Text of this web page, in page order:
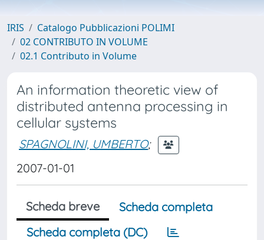
IRIS
Catalogo Pubblicazioni POLIMI
02 CONTRIBUTO IN VOLUME
02.1 Contributo in Volume
An information theoretic view of
distributed antenna processing in
cellular systems
SPAGNOLINI, UMBERTO;
2007-01-01
Scheda breve
Scheda completa
Scheda completa (DC)